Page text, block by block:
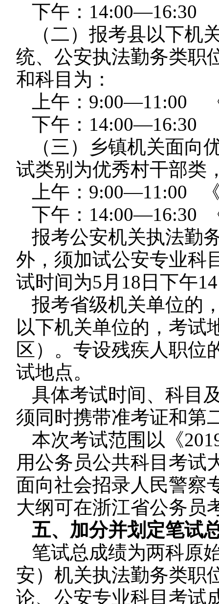
下午：14:00—16:30
（二）报考县以下机
统、公安执法勤务类职
和科目为：
上午：9:00—11:00
下午：14:00—16:30
（三）乡镇机关面向
试类别为优秀村干部类
上午：9:00—11:00
下午：14:00—16:30
报考公安机关执法勤
外，须加试公安专业科
试时间为5月18日下午
报考省级机关单位的
以下机关单位的，考试
区）。专设残疾人职位
试地点。
具体考试时间、科目
须同时携带准考证和第
本次考试范围以《
用公务员公共科目考试
面向社会招录人民警察
大纲可在浙江省公务员
五、加分并划定笔试
笔试总成绩为两科原
安）机关执法勤务类职
论、公安专业科目考试